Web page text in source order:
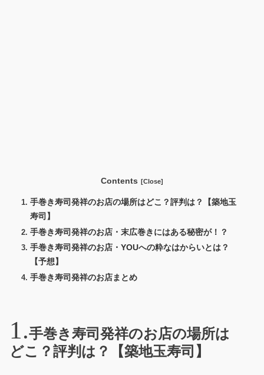
Contents
手巻き寿司発祥のお店の場所はどこ？評判は？【築地玉
寿司】
手巻き寿司発祥のお店・末広巻きにはある秘密が！？
手巻き寿司発祥のお店・YOUへの粋なはからいとは？
【予想】
手巻き寿司発祥のお店まとめ
手巻き寿司発祥のお店の場所は
どこ？評判は？【築地玉寿司】